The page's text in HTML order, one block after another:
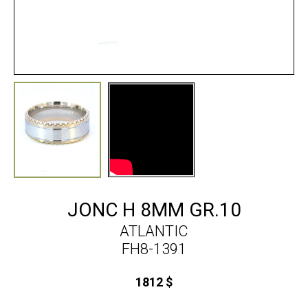
JONC H 8MM GR.10
ATLANTIC
FH8-1391
1812 $